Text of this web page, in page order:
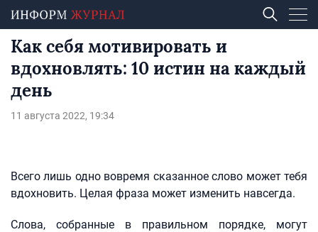
Как себя мотивировать и
вдохновлять: 10 истин на каждый
день
11 августа 2022, 19:34
Всего лишь одно вовремя сказанное слово может тебя
вдохновить. Целая фраза может изменить навсегда.
Слова, собранные в правильном порядке, могут